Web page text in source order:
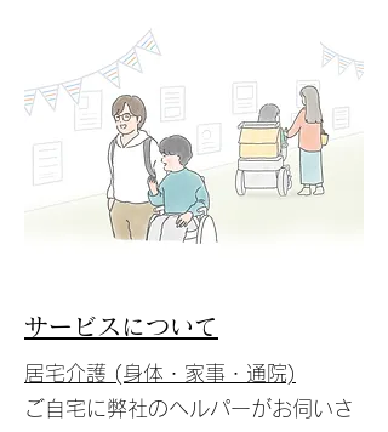
サービスについて
居宅介護 (身体・家事・通院)
ご自宅に弊社のヘルパーがお伺いさ